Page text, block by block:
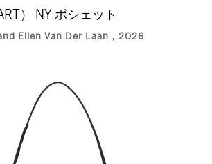
） NY ポシェット
Ellen Van Der Laan，2026